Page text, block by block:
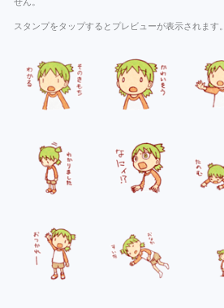
スタンプをタップするとプレビューが表示されます。